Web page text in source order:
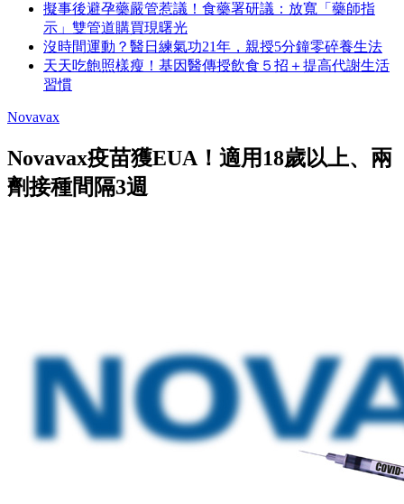
擬事後避孕藥嚴管惹議！食藥署研議：放寬「藥師指
示」雙管道購買現曙光
沒時間運動？醫日練氣功21年，親授5分鐘零碎養生法
天天吃飽照樣瘦！基因醫傳授飲食５招＋提高代謝生活
習慣
Novavax
Novavax疫苗獲EUA！適用18歲以上、兩
劑接種間隔3週